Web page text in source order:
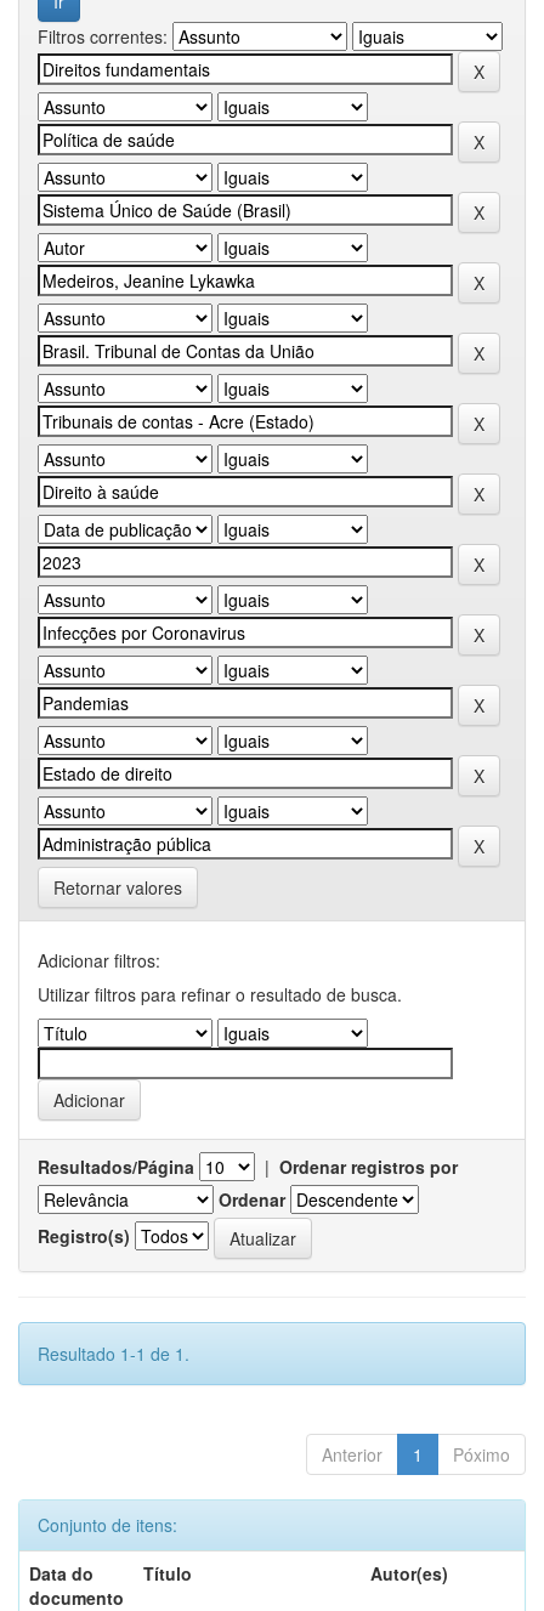
Filtros correntes:
Retornar valores
Adicionar filtros:
Utilizar filtros para refinar o resultado de busca.
Resultados/Página | Ordenar registros por
Ordenar
Registro(s)
Resultado 1-1 de 1.
Anterior 1 Póximo
Conjunto de itens:
Data do
documento
Título Autor(es)